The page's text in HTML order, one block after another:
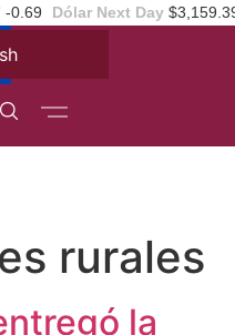
-0.69 Dólar Next Day
rurales
la